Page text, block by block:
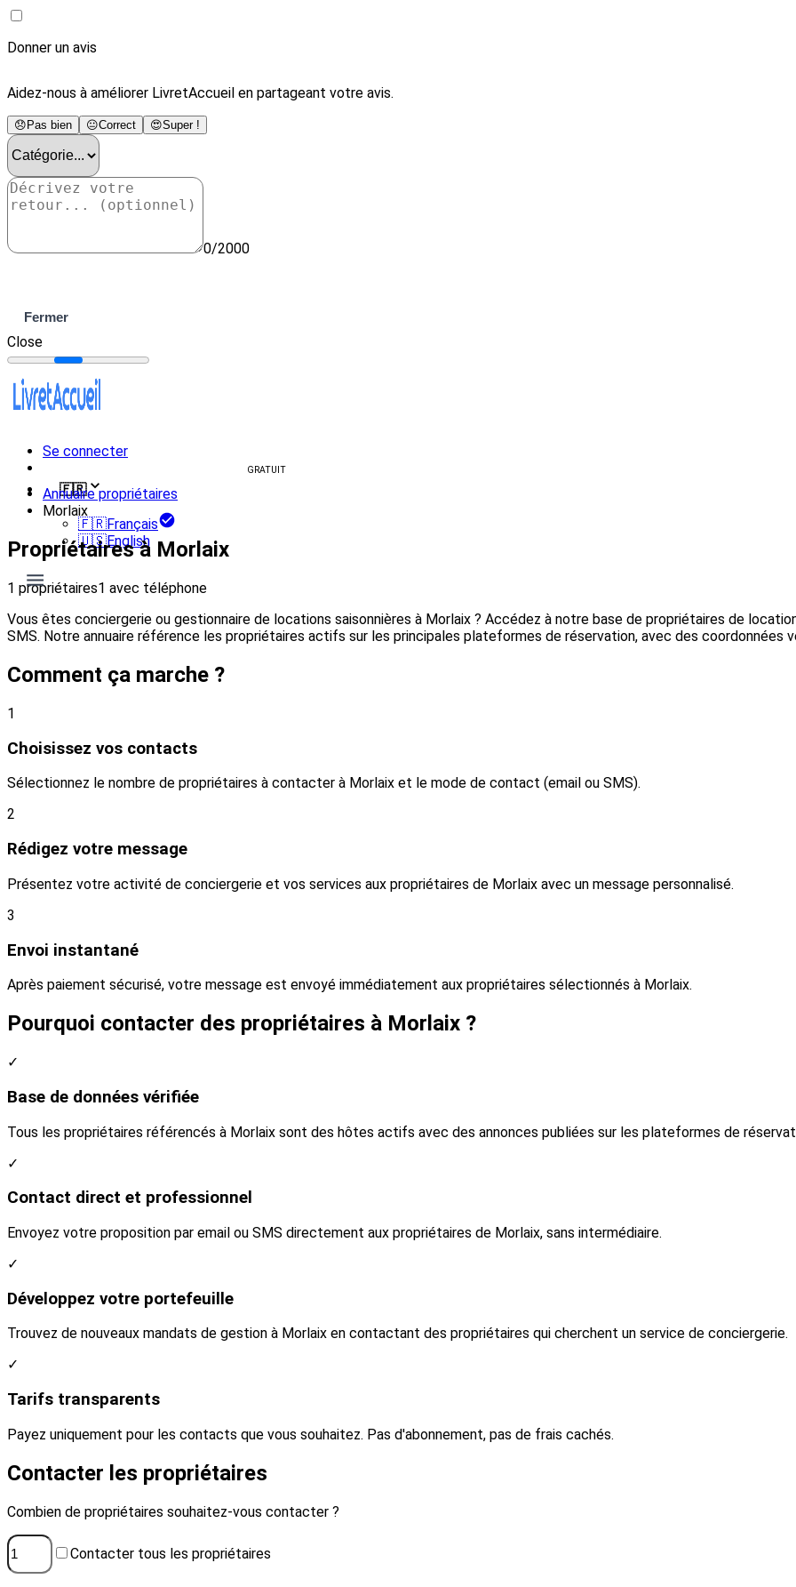
Donner un avis
Aidez-nous à améliorer LivretAccueil en partageant votre avis.
😞 Pas bien 😐Correct 😍Super !
0/2000
Fermer
Close
Se connecter
GRATUIT
🇫🇷
🇫🇷Français
🇺🇸English
Annuaire propriétaires
Morlaix
Propriétaires à Morlaix
1 propriétaires1 avec téléphone
Vous êtes conciergerie ou gestionnaire de locations saisonnières à Morlaix ? Accédez à notre base de propriétaires de
SMS. Notre annuaire référence les propriétaires actifs sur les principales plateformes de réservation, avec des coordonnées
Comment ça marche ?
1
Choisissez vos contacts
Sélectionnez le nombre de propriétaires à contacter à Morlaix et le mode de contact (email ou SMS).
2
Rédigez votre message
Présentez votre activité de conciergerie et vos services aux propriétaires de Morlaix avec un message personnalisé.
3
Envoi instantané
Après paiement sécurisé, votre message est envoyé immédiatement aux propriétaires sélectionnés à Morlaix.
Pourquoi contacter des propriétaires à Morlaix ?
✓
Base de données vérifiée
Tous les propriétaires référencés à Morlaix sont des hôtes actifs avec des annonces publiées sur les plateformes de
✓
Contact direct et professionnel
Envoyez votre proposition par email ou SMS directement aux propriétaires de Morlaix, sans intermédiaire.
✓
Développez votre portefeuille
Trouvez de nouveaux mandats de gestion à Morlaix en contactant des propriétaires qui cherchent un service de conciergerie.
✓
Tarifs transparents
Payez uniquement pour les contacts que vous souhaitez. Pas d'abonnement, pas de frais cachés.
Contacter les propriétaires
Combien de propriétaires souhaitez-vous contacter ?
Contacter tous les propriétaires